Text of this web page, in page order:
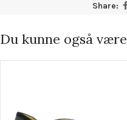
Share:
Du kunne også